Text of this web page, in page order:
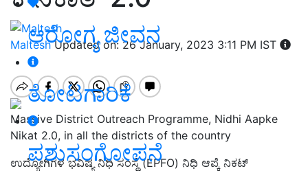
ಆರೋಗ್ಯ ಜೀವನ
ತೋಟಗಾರಿಕೆ
ಪಶುಸಂಗೋಪನೆ
MalteshUpdated on: 26 January, 2023 3:11 PM IST
Massive District Outreach Programme, Nidhi Aapke
Nikat 2.0, in all the districts of the country
ಉದ್ಯೋಗಿಗಳ ಭವಿಷ್ಯ ನಿಧಿ ಸಂಸ್ಥೆ (EPFO) ನಿಧಿ ಆಪ್ಕೆ ನಿಕಟ್